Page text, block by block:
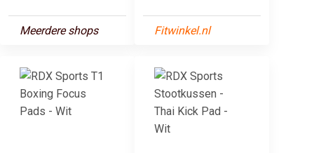
Meerdere shops Fitwinkel.nl